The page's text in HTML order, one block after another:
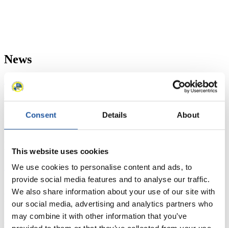
Consent Details About
This website uses cookies
We use cookies to personalise content and ads, to
provide social media features and to analyse our traffic.
We also share information about your use of our site with
our social media, advertising and analytics partners who
may combine it with other information that you’ve
News
AlleAllgemein
Rennkalender
Ergebnisse
AktuellGesamtständeStatistiken
FIL LIVE TV
Live StreamingKunstbahnRodeln Live Streaming Alpin